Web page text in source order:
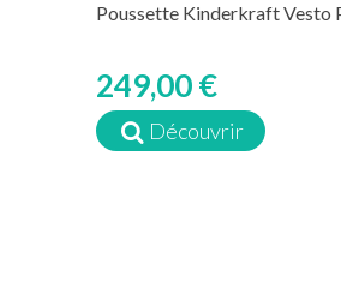
Poussette Kinderkraft Vesto
249,00 €
Découvrir